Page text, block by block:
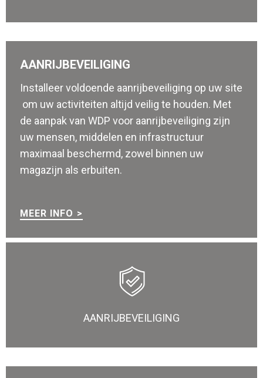
AANRIJBEVEILIGING
Installeer voldoende aanrijbeveiliging op uw site
om uw activiteiten altijd veilig te houden. Met
de aanpak van WDP voor aanrijbeveiliging zijn
uw mensen, middelen en infrastructuur
maximaal beschermd, zowel binnen uw
magazijn als erbuiten.
MEER INFO
AANRIJBEVEILIGING